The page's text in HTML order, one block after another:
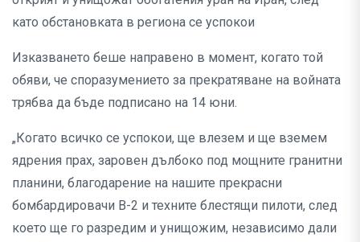
като обстановката в региона се успокои
Изказването беше направено в момент, когато той
обяви, че споразумението за прекратяване на войната
трябва да бъде подписано на 14 юни.
„Когато всичко се успокои, ще влезем и ще вземем
ядрения прах, заровен дълбоко под мощните гранитни
планини, благодарение на нашите прекрасни
бомбардировачи B-2 и техните блестящи пилоти, след
което ще го разредим и унищожим, независимо дали